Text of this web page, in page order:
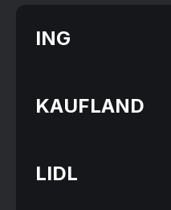
ING
KAUFLAND
LIDL